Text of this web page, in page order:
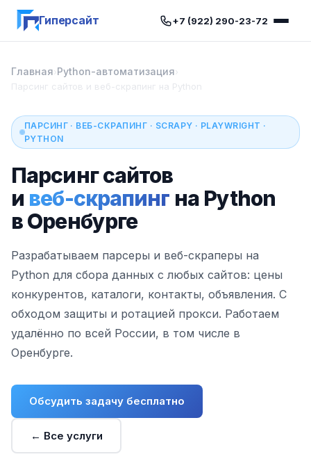
Гиперсайт +7 (922) 290-23-72
Главная›Python-автоматизация›
Парсинг сайтов и веб-скрапинг на Python
ПАРСИНГ · ВЕБ-СКРАПИНГ · SCRAPY · PLAYWRIGHT ·
PYTHON
Парсинг сайтов
и веб-скрапинг на Python
в Оренбурге
Разрабатываем парсеры и веб-скраперы на
Python для сбора данных с любых сайтов: цены
конкурентов, каталоги, контакты, объявления. С
обходом защиты и ротацией прокси. Работаем
удалённо по всей России, в том числе в
Оренбурге.
Обсудить задачу бесплатно
← Все услуги